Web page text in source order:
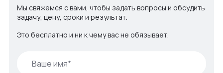
Мы свяжемся с вами, чтобы задать вопросы и обсудить
задачу, цену, сроки и результат.
Это бесплатно и ни к чему вас не обязывает.